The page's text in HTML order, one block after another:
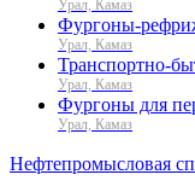
Урал, Камаз
Фургоны-
Урал, Камаз
Транспортно-
Урал, Камаз
Фургоны для
Урал, Камаз
Нефтепромысловая